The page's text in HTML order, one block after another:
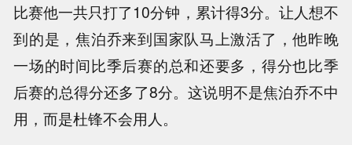
比赛他一共只打了10分钟，累计得3分。让人想不
到的是，焦泊乔来到国家队马上激活了，他昨晚
一场的时间比季后赛的总和还要多，得分也比季
后赛的总得分还多了8分。这说明不是焦泊乔不中
用，而是杜锋不会用人。